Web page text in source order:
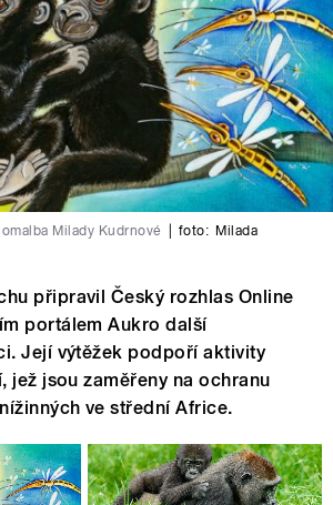
Milady Kudrnové foto: Milada
připravil Český rozhlas Online
portálem Aukro další
Její výtěžek podpoří aktivity
jež jsou zaměřeny na ochranu
ve střední Africe.